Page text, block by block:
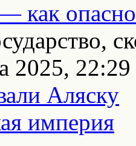
2025, 22:29
Аляску